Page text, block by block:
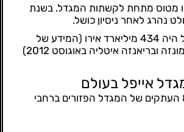
מטוס מתחת לקשתות המגדל. בשנת
שוויו של מגדל אייפל היה 434 מיליארד אירו (המידע של
ובריאנזה איטליה באוגוסט 2012)
אייפל בעולם
ישנם למעלה מ-80 העתקים של המגדל הפזורים ברחבי